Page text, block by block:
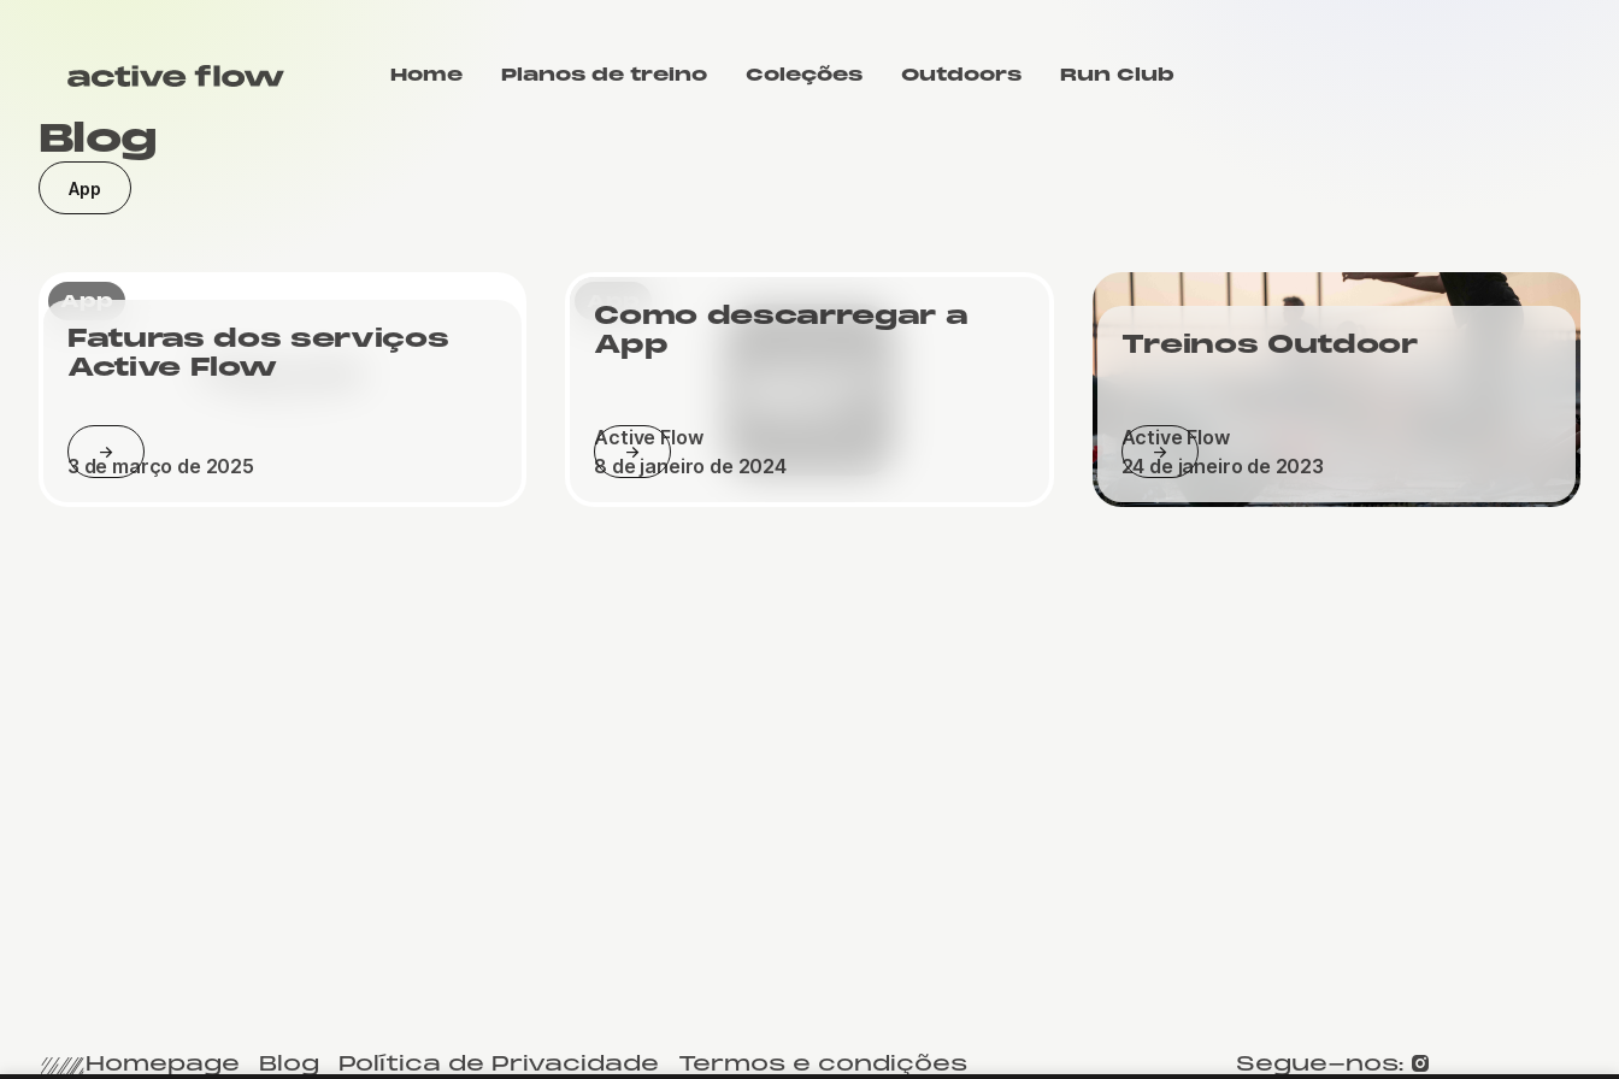
Home Planos de treino Coleções Outdoors Run Club
Blog
App
App
Faturas dos serviços
Active Flow
3 de março de 2025
App
Como descarregar a
App
Active Flow
8 de janeiro de 2024
Treinos Outdoor
Active Flow
24 de janeiro de 2023
Homepage Blog Política de Privacidade Termos e condições Segue-nos: